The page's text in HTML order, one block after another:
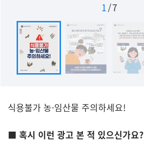
1/7
식용불가 농·임산물 주의하세요!
■ 혹시 이런 광고 본 적 있으신가요?